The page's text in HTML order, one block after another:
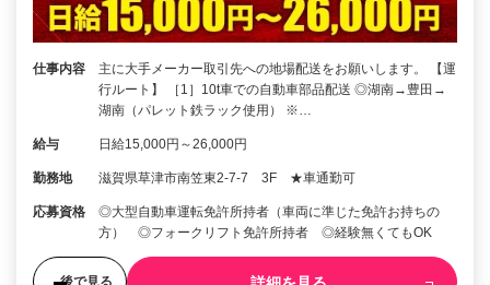
仕事内容
主に大手メーカー取引先への地場配送をお願いします。 【運
行ルート】 ［1］10t車での自動車部品配送 ◎湖南→豊田→
湖南（パレット鉄ラック使用） ※…
給与 日給15,000円～26,000円
勤務地 滋賀県草津市南笠東2-7-7 3F ★車通勤可
応募資格
◎大型自動車運転免許所持者（車両に準じた免許お持ちの
方） ◎フォークリフト免許所持者 ◎経験無くてもOK
後で見る